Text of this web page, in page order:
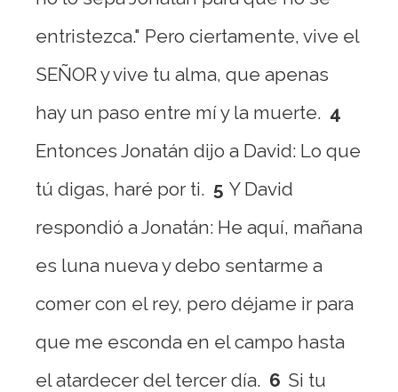
entristezca." Pero ciertamente, vive el
SEÑOR y vive tu alma, que apenas
hay un paso entre mí y la muerte. 4
Entonces Jonatán dijo a David: Lo que
tú digas, haré por ti. 5 Y David
respondió a Jonatán: He aquí, mañana
es luna nueva y debo sentarme a
comer con el rey, pero déjame ir para
que me esconda en el campo hasta
el atardecer del tercer día. 6 Si tu